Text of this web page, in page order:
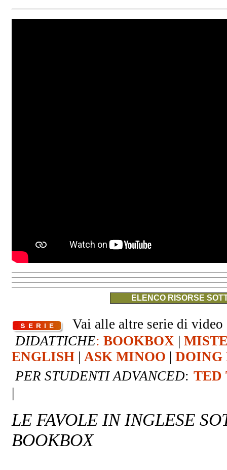
ELENCO RISORSE
Vai alle altre serie di
DIDATTICHE: BOOKBOX |
ENGLISH | ASK MINOO | DOING
PER STUDENTI ADVANCED: TED
|
LE FAVOLE IN INGLESE
BOOKBOX